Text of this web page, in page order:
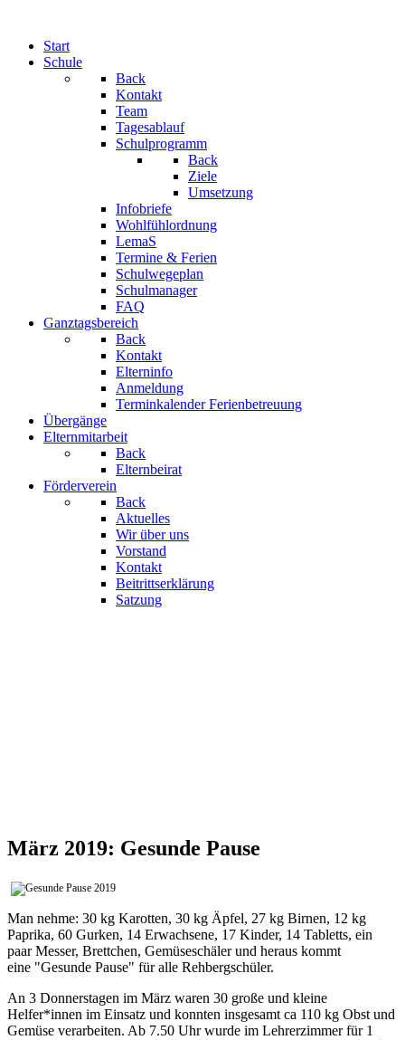
Start
Schule
Back
Kontakt
Team
Tagesablauf
Schulprogramm
Back
Ziele
Umsetzung
Infobriefe
Wohlfühlordnung
LemaS
Termine & Ferien
Schulwegeplan
Schulmanager
FAQ
Ganztagsbereich
Back
Kontakt
Elterninfo
Anmeldung
Terminkalender Ferienbetreuung
Übergänge
Elternmitarbeit
Back
Elternbeirat
Förderverein
Back
Aktuelles
Wir über uns
Vorstand
Kontakt
Beitrittserklärung
Satzung
März 2019: Gesunde Pause
Man nehme: 30 kg Karotten, 30 kg Äpfel, 27 kg Birnen, 12 kg
Paprika, 60 Gurken, 14 Erwachsene, 17 Kinder, 14 Tabletts, ein
paar Messer, Brettchen, Gemüseschäler und heraus kommt
eine "Gesunde Pause" für alle Rehbergschüler.
An 3 Donnerstagen im März waren 30 große und kleine
Helfer*innen im Einsatz und konnten insgesamt ca 110 kg Obst und
Gemüse verarbeiten. Ab 7.50 Uhr wurde im Lehrerzimmer für 1